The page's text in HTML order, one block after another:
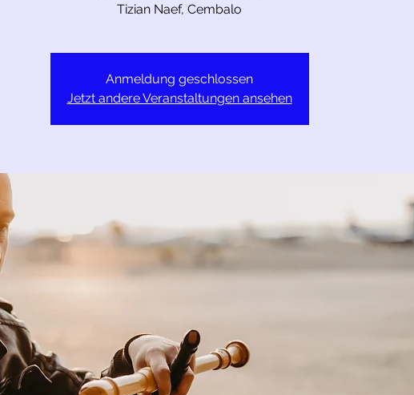
Tizian Naef, Cembalo
Anmeldung geschlossen
Jetzt andere Veranstaltungen ansehen